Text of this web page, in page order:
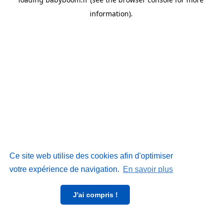
Ce site web utilise des cookies afin d'optimiser
votre expérience de navigation. En savoir plus
J'ai compris !
information).